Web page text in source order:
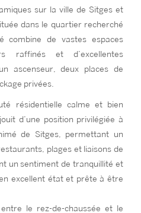
sur la ville de Sitges et
dans le quartier recherché
combine de vastes espaces
raffinés et d’excellentes
ascenseur, deux places de
privées.
résidentielle calme et bien
d’une position privilégiée à
de Sitges, permettant un
plages et liaisons de
un sentiment de tranquillité et
excellent état et prête à être
le rez-de-chaussée et le